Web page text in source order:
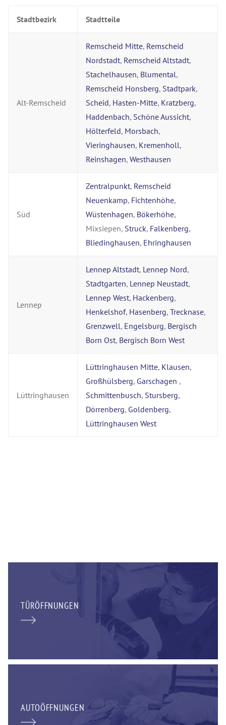
Stadtbezirk Stadtteile
Alt-Remscheid
Remscheid Mitte, Remscheid
Nordstadt, Remscheid Altstadt,
Stachelhausen, Blumental,
Remscheid Honsberg, Stadtpark,
Scheid, Hasten-Mitte, Kratzberg,
Haddenbach, Schöne Aussicht,
Hölterfeld, Morsbach,
Vieringhausen, Kremenholl,
Reinshagen, Westhausen
Süd
Zentralpunkt, Remscheid
Neuenkamp, Fichtenhöhe,
Wüstenhagen, Bökerhöhe,
Mixsiepen, Struck, Falkenberg,
Bliedinghausen, Ehringhausen
Lennep
Lennep Altstadt, Lennep Nord,
Stadtgarten, Lennep Neustadt,
Lennep West, Hackenberg,
Henkelshof, Hasenberg, Trecknase,
Grenzwell, Engelsburg, Bergisch
Born Ost, Bergisch Born West
Lüttringhausen
Lüttringhausen Mitte, Klausen,
Großhülsberg, Garschagen ,
Schmittenbusch, Stursberg,
Dörrenberg, Goldenberg,
Lüttringhausen West
TÜRÖFFNUNGEN
AUTOÖFFNUNGEN